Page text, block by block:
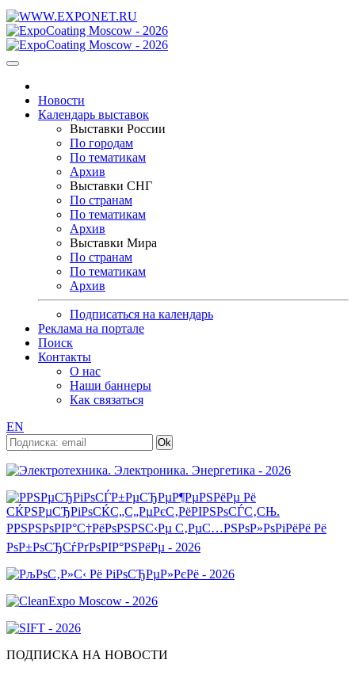
Новости
Календарь выставок
Выставки России
По городам
По тематикам
Архив
Выставки СНГ
По странам
По тематикам
Архив
Выставки Мира
По странам
По тематикам
Архив
Подписаться на календарь
Реклама на портале
Поиск
Контакты
О нас
Наши баннеры
Как связаться
EN
ПОДПИСКА НА НОВОСТИ